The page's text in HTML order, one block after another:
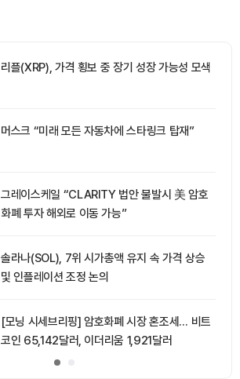
리플(XRP), 가격 횡보 중 장기 성장 가능성 모색
머스크 “미래 모든 자동차에 스타링크 탑재”
그레이스케일 “CLARITY 법안 불발시 美 암호
화폐 투자 해외로 이동 가능”
솔라나(SOL), 7위 시가총액 유지 속 가격 상승
및 인플레이션 조정 논의
[모닝 시세브리핑] 암호화폐 시장 혼조세… 비트
코인 65,142달러, 이더리움 1,921달러